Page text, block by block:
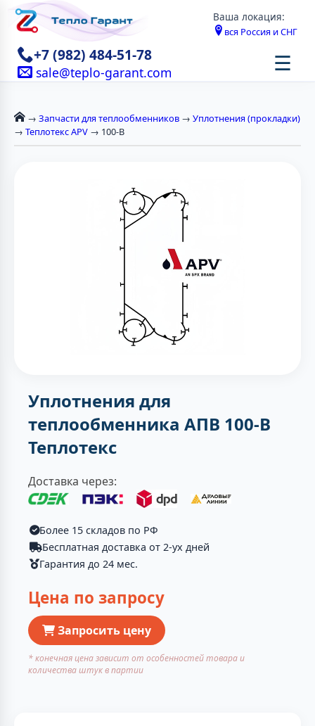
Ваша локация:
вся Россия и СНГ
+7 (982) 484-51-78
sale@teplo-garant.com ☰
→ Запчасти для теплообменников → Уплотнения (прокладки)
→ Теплотекс APV → 100-B
Уплотнения для
теплообменника АПВ 100-B
Теплотекc
Доставка через:
Более 15 складов по РФ
Бесплатная доставка от 2-ух дней
Гарантия до 24 мес.
Цена по запросу
Запросить цену
* конечная цена зависит от особенностей товара и
количества штук в партии